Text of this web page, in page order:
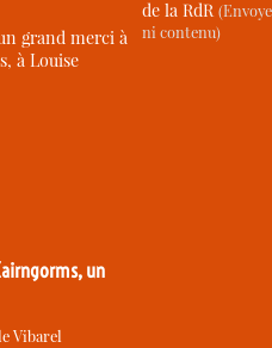
grand merci à
à Louise
un
Vibarel
de la RdR
ni contenu)